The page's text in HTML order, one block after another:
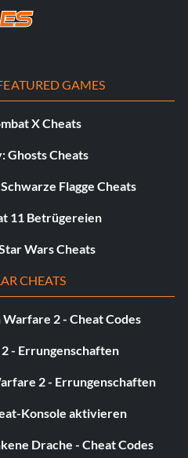
1:
GAMES
X Cheats
Ghosts Cheats
Flagge Cheats
11 Betrügereien
Wars Cheats
CHEATS
2 - Cheat Codes
- Errungenschaften
2 - Errungenschaften
Konsole aktivieren
Drache - Cheat Codes